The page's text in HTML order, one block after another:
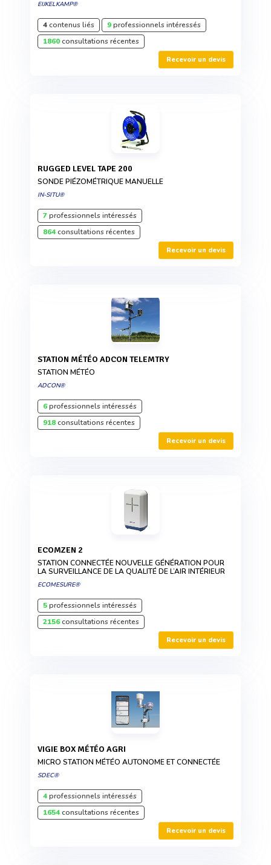
EIJKELKAMP®
4contenus liés 9professionnels intéressés
1860consultations récentes
Recevoir un devis
RUGGED LEVEL TAPE 200
SONDE PIÉZOMÉTRIQUE MANUELLE
IN-SITU®
7professionnels intéressés
864consultations récentes
Recevoir un devis
STATION MÉTÉO ADCON TELEMTRY
STATION MÉTÉO
ADCON®
6professionnels intéressés
918consultations récentes
Recevoir un devis
ECOMZEN 2
STATION CONNECTÉE NOUVELLE GÉNÉRATION POUR
LA SURVEILLANCE DE LA QUALITÉ DE L’AIR INTÉRIEUR
ECOMESURE®
5professionnels intéressés
2156consultations récentes
Recevoir un devis
VIGIE BOX MÉTÉO AGRI
MICRO STATION MÉTÉO AUTONOME ET CONNECTÉE
SDEC®
4professionnels intéressés
1654consultations récentes
Recevoir un devis